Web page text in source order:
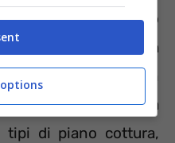
qualità e dal costo
è
la rostiera in
29 centimetri con
al forno fino a
di piano cottura,